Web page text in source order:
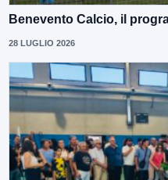
Benevento Calcio, il
28 LUGLIO 2026